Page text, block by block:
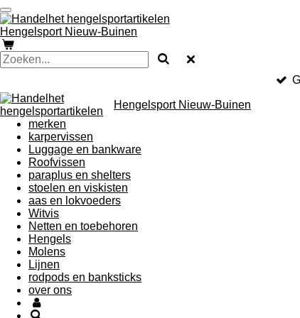
Ga
direct
naar
de
hoofdinhoud
Hengelsport Nieuw-Buinen
Hengelsport Nieuw-Buinen
merken
karpervissen
Luggage en bankware
Roofvissen
paraplus en shelters
stoelen en viskisten
aas en lokvoeders
Witvis
Netten en toebehoren
Hengels
Molens
Lijnen
rodpods en banksticks
over ons